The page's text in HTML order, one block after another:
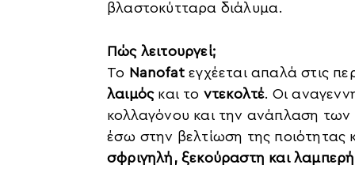
βλαστοκύτταρα διάλυμα.
Πώς λειτουργεί;
Το Nanofat εγχέεται απαλά στις
λαιμόςκαι το ντεκολτέ. Οι
κολλαγόνου και την ανάπλαση
έσω στην βελτίωση της ποιότητας
σφριγηλή, ξεκούραστη και λαμπερή